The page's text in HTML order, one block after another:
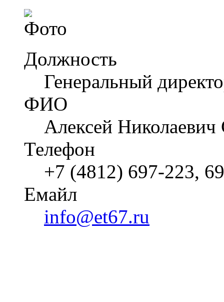
Должность
Генеральный
ФИО
Алексей
Телефон
+7 (4812) 697-223,
Емайл
info@et67.ru